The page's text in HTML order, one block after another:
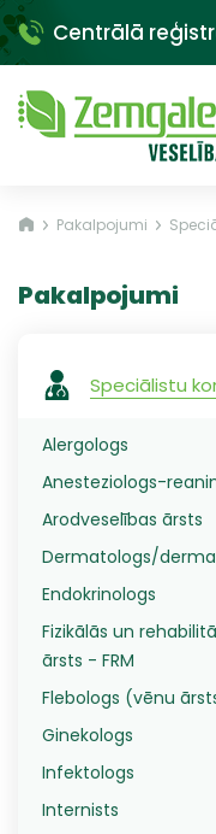
Centrālā
Pakalpojumi
Pakalpojumi
Speciālistu
Alergologs
Anesteziologs-
Arodveselības ārsts
Dermatologs/
Endokrinologs
Fizikālās un
ārsts - FRM
Flebologs (vēnu
Ginekologs
Infektologs
Internists